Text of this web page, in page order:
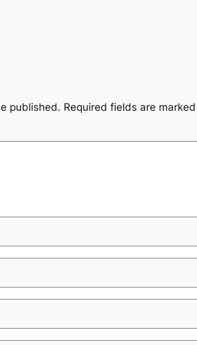
published. Required fields are marked